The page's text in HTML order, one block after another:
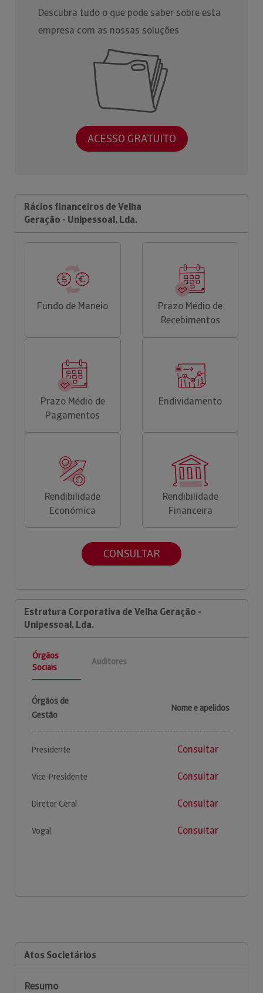
Descubra tudo o que pode saber sobre esta
empresa com as nossas soluções
ACESSO GRATUITO
Rácios financeiros de Velha
Geração - Unipessoal, Lda.
Fundo de Maneio
Prazo Médio de
Recebimentos
Prazo Médio de
Pagamentos
Endividamento
Rendibilidade
Económica
Rendibilidade
Financeira
CONSULTAR
Estrutura Corporativa de Velha Geração -
Unipessoal, Lda.
Órgãos
Sociais
Auditores
Órgãos de
Gestão
Nome e apelidos
Presidente Consultar
Vice-Presidente Consultar
Diretor Geral Consultar
Vogal Consultar
Atos Societários
Resumo